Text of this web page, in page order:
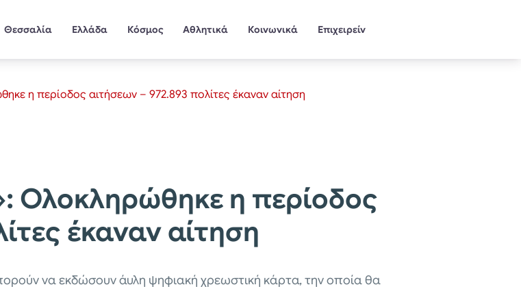
Θεσσαλία Ελλάδα Κόσμος Αθλητικά Κοινωνικά Επιχειρείν
η περίοδος αιτήσεων – 972.893 πολίτες έκαναν αίτηση
Ολοκληρώθηκε η περίοδος
έκαναν αίτηση
να εκδώσουν άυλη ψηφιακή χρεωστική κάρτα, την οποία θα